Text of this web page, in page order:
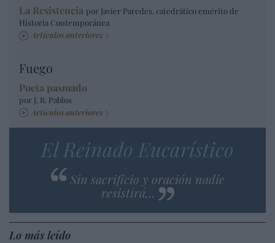
La Resistencia por Javier Paredes, catedrático emérito de
Historia Contemporánea
Artículos anteriores
Fuego
Poeta pasmado
por J. R. Pablos
Artículos anteriores
El Reinado Eucarístico
Sin sacrificio y oración nadie
resistirá…
Lo más leído